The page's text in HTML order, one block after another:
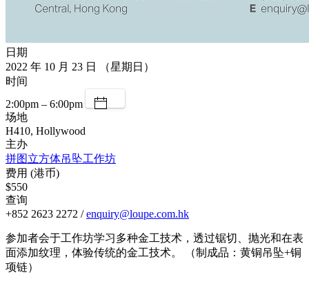
日期
2022 年 10 月 23 日 （星期日）
时间
2:00pm – 6:00pm
场地
H410, Hollywood
主办
拼图立方体吊坠工作坊
费用 (港币)
$550
查询
+852 2623 2272 /enquiry@loupe.com.hk
参加者会于工作坊学习多种金工技术，透过锯切、抛光和在表
面添加纹理，体验传统的金工技术。 （制成品：黄铜吊坠+铜
项链）